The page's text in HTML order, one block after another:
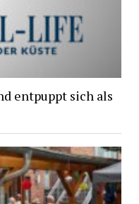
entpuppt sich als